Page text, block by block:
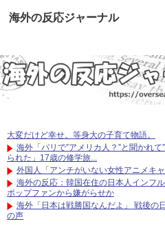
海外の反応ジャーナル
大変だけど幸せ。等身大の子育て物語。
海外「パリで”アメリカ人？”と聞かれ
られた」17歳の修学旅...
外国人「アンチがいない女性アニメキ
海外の反応：韓国在住の日本人インフ
ポップファンから嫌がらせか
海外「日本は戦勝国なんだよ」 戦後の
の声